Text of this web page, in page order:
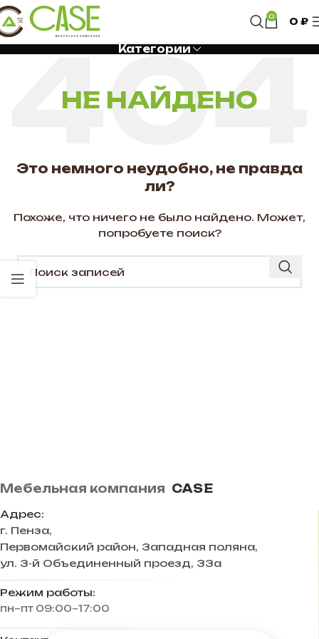
0 0 ₽
Категории
НЕ НАЙДЕНО
Это немного неудобно, не правда
ли?
Похоже, что ничего не было найдено. Может,
попробуете поиск?
Мебельная компания CASE
Адрес:
г. Пенза,
Первомайский район, Западная поляна,
ул. 3-й Объединенный проезд, 33а
Режим работы:
пн–пт 09:00–17:00